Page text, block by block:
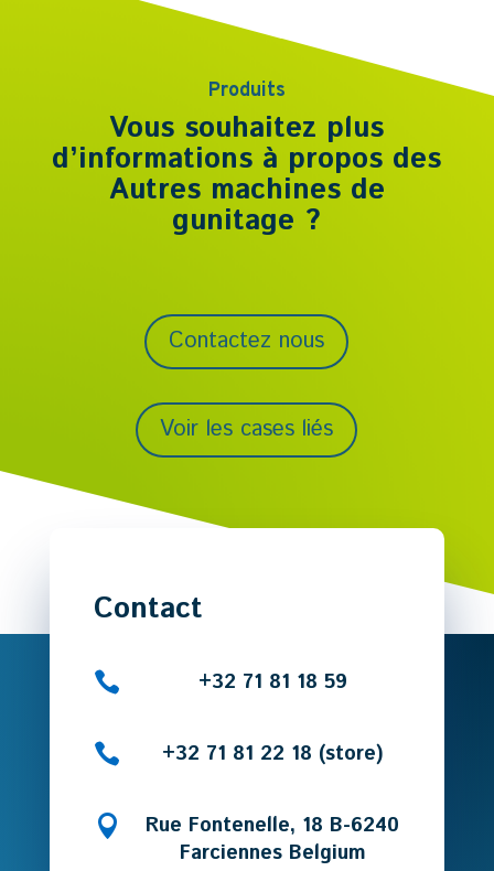
Produits
Vous souhaitez plus
d’informations à propos des
Autres machines de
gunitage ?
Contactez nous
Voir les cases liés
Contact
 +32 71 81 18 59
 +32 71 81 22 18 (store)

Rue Fontenelle, 18 B-6240
Farciennes Belgium